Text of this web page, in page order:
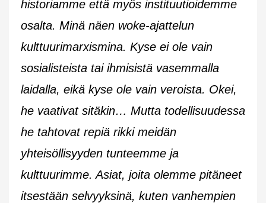
historiamme että myös instituutioidemme
osalta. Minä näen woke-ajattelun
kulttuurimarxismina. Kyse ei ole vain
sosialisteista tai ihmisistä vasemmalla
laidalla, eikä kyse ole vain veroista. Okei,
he vaativat sitäkin… Mutta todellisuudessa
he tahtovat repiä rikki meidän
yhteisöllisyyden tunteemme ja
kulttuurimme. Asiat, joita olemme pitäneet
itsestään selvyyksinä, kuten vanhempien